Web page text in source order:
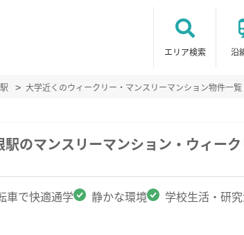
エリア検索 沿
大学近くのウィークリー・マンスリーマンション物件一覧
のマンスリーマンション・ウィー
車で快適通学 静かな環境 学校生活・研